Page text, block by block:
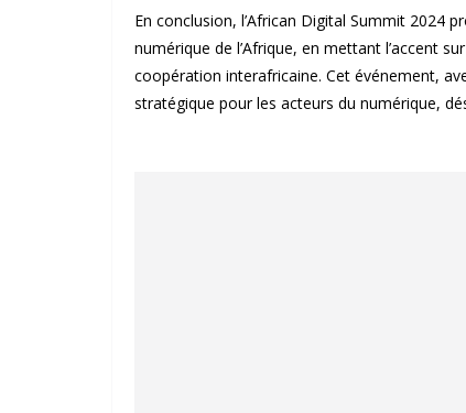
En conclusion, l’African Digital Summit
numérique de l’Afrique, en mettant l’accent
coopération interafricaine. Cet événement,
stratégique pour les acteurs du numérique,